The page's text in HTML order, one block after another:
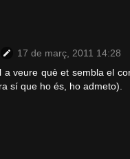
17 de març, 2011 14:28
a veure què et sembla el
sí que ho és, ho admeto).